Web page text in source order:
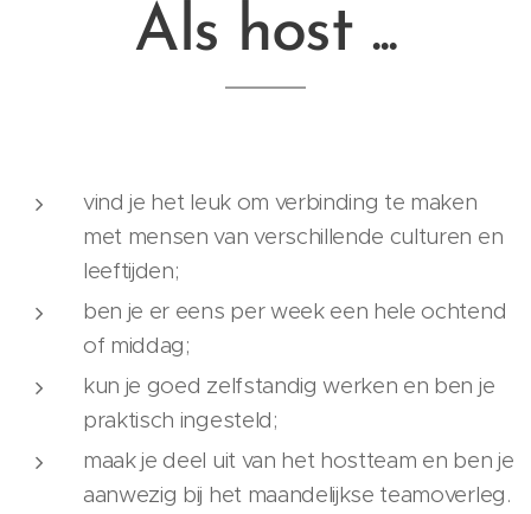
Als host ...
vind je het leuk om verbinding te maken
met mensen van verschillende culturen en
leeftijden;
ben je er eens per week een hele ochtend
of middag;
kun je goed zelfstandig werken en ben je
praktisch ingesteld;
maak je deel uit van het hostteam en ben je
aanwezig bij het maandelijkse teamoverleg.